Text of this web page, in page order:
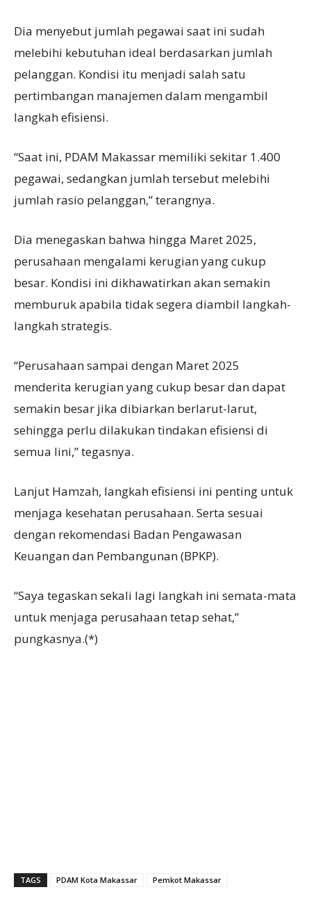
Dia menyebut jumlah pegawai saat ini sudah
melebihi kebutuhan ideal berdasarkan jumlah
pelanggan. Kondisi itu menjadi salah satu
pertimbangan manajemen dalam mengambil
langkah efisiensi.
“Saat ini, PDAM Makassar memiliki sekitar 1.400
pegawai, sedangkan jumlah tersebut melebihi
jumlah rasio pelanggan,” terangnya.
Dia menegaskan bahwa hingga Maret 2025,
perusahaan mengalami kerugian yang cukup
besar. Kondisi ini dikhawatirkan akan semakin
memburuk apabila tidak segera diambil langkah-
langkah strategis.
“Perusahaan sampai dengan Maret 2025
menderita kerugian yang cukup besar dan dapat
semakin besar jika dibiarkan berlarut-larut,
sehingga perlu dilakukan tindakan efisiensi di
semua lini,” tegasnya.
Lanjut Hamzah, langkah efisiensi ini penting untuk
menjaga kesehatan perusahaan. Serta sesuai
dengan rekomendasi Badan Pengawasan
Keuangan dan Pembangunan (BPKP).
“Saya tegaskan sekali lagi langkah ini semata-mata
untuk menjaga perusahaan tetap sehat,”
pungkasnya.(*)
TAGS PDAM Kota Makassar Pemkot Makassar